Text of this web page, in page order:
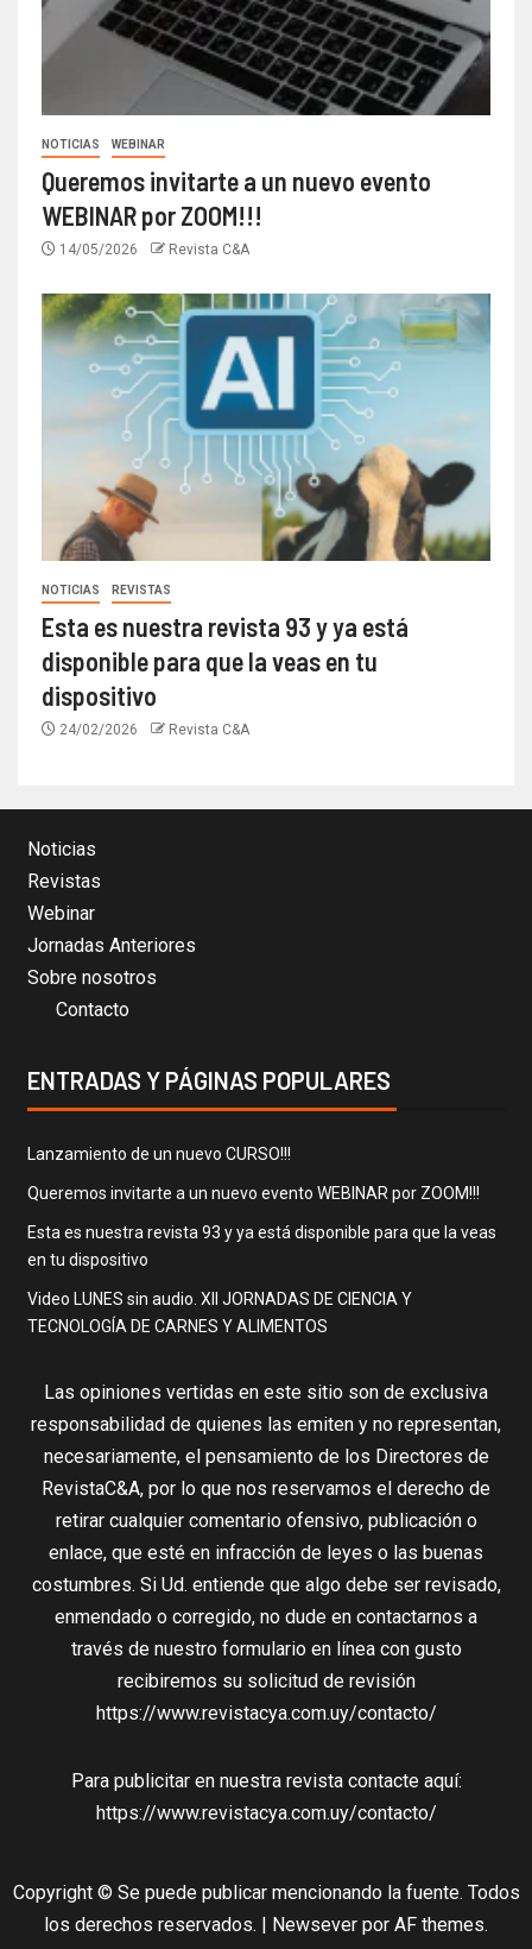
NOTICIAS WEBINAR
Queremos invitarte a un nuevo evento
WEBINAR por ZOOM!!!
14/05/2026 Revista C&A
NOTICIAS REVISTAS
Esta es nuestra revista 93 y ya está
disponible para que la veas en tu
dispositivo
24/02/2026 Revista C&A
Noticias
Revistas
Webinar
Jornadas Anteriores
Sobre nosotros
Contacto
ENTRADAS Y PÁGINAS POPULARES
Lanzamiento de un nuevo CURSO!!!
Queremos invitarte a un nuevo evento WEBINAR por ZOOM!!!
Esta es nuestra revista 93 y ya está disponible para que la veas
en tu dispositivo
Video LUNES sin audio. XII JORNADAS DE CIENCIA Y
TECNOLOGÍA DE CARNES Y ALIMENTOS
Las opiniones vertidas en este sitio son de exclusiva
responsabilidad de quienes las emiten y no representan,
necesariamente, el pensamiento de los Directores de
RevistaC&A, por lo que nos reservamos el derecho de
retirar cualquier comentario ofensivo, publicación o
enlace, que esté en infracción de leyes o las buenas
costumbres. Si Ud. entiende que algo debe ser revisado,
enmendado o corregido, no dude en contactarnos a
través de nuestro formulario en línea con gusto
recibiremos su solicitud de revisión
https://www.revistacya.com.uy/contacto/
Para publicitar en nuestra revista contacte aquí:
https://www.revistacya.com.uy/contacto/
Copyright © Se puede publicar mencionando la fuente. Todos
los derechos reservados. | Newsever por AF themes.